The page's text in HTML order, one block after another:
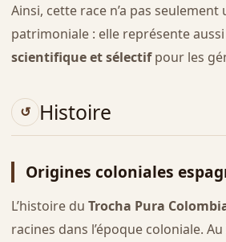
Ainsi, cette race n’a pas seulement
patrimoniale : elle représente
scientifique et sélectifpour les
Histoire
Origines coloniales
L’histoire du Trocha Pura
racines dans l’époque coloniale. Au